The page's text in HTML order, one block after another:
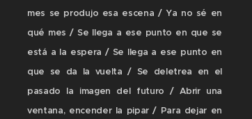
mes se produjo esa escena / Ya no sé en
qué mes / Se llega a ese punto en que se
está a la espera / Se llega a ese punto en
que se da la vuelta / Se deletrea en el
pasado la imagen del futuro / Abrir una
ventana, encender la pipar / Para dejar en